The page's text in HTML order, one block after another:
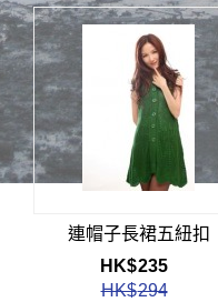
連帽子長裙五紐扣
HK$235
HK$294